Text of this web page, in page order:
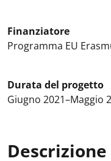
Finanziatore
Programma EU
Durata del progetto
Giugno 2021–Maggio